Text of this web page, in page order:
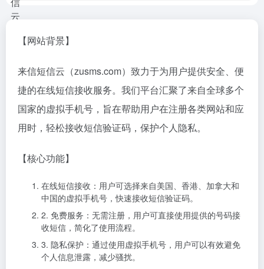
【网站背景】
来信短信云（zusms.com）致力于为用户提供安全、便
捷的在线短信接收服务。我们平台汇聚了来自全球多个
国家的虚拟手机号，旨在帮助用户在注册各类网站和应
用时，轻松接收短信验证码，保护个人隐私。
【核心功能】
在线短信接收：用户可选择来自美国、香港、加拿大和
中国的虚拟手机号，快速接收短信验证码。
2. 免费服务：无需注册，用户可直接使用提供的号码接
收短信，简化了使用流程。
3. 隐私保护：通过使用虚拟手机号，用户可以有效避免
个人信息泄露，减少骚扰。